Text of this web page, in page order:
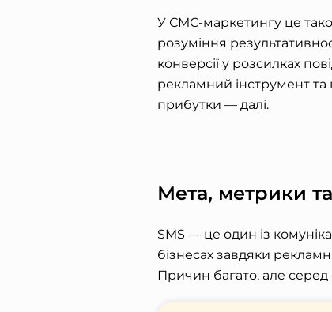
У СМС-маркетингу це
розуміння
конверсії у розсилках
рекламний інструмент та
прибутки — далі.
Мета, метрики
SMS — це один із
бізнесах завдяки
Причин багато, але серед